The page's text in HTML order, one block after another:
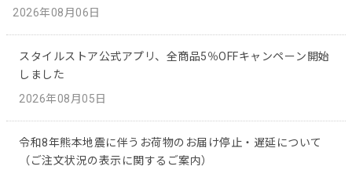
2026年08月06日
スタイルストア公式アプリ、全商品5％OFFキャンペーン開始
しました
2026年08月05日
令和8年熊本地震に伴うお荷物のお届け停止・遅延について
（ご注文状況の表示に関するご案内）